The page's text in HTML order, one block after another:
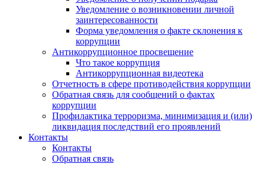
Уведомление о возникновении личной
заинтересованности
Форма уведомления о факте склонения к
коррупции
Антикоррупционное просвещение
Что такое коррупция
Антикоррупционная видеотека
Отчетность в сфере противодействия коррупции
Обратная связь для сообщений о фактах
коррупции
Профилактика терроризма, минимизация и (или)
ликвидация последствий его проявлений
Контакты
Контакты
Обратная связь